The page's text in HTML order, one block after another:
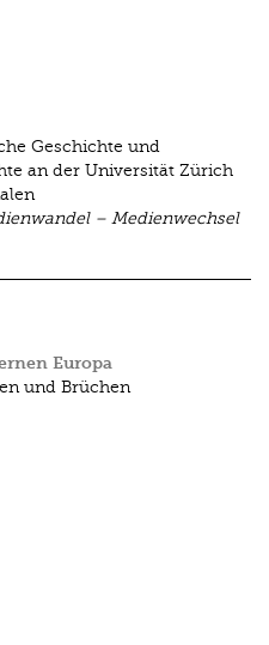
Geschichte und
an der Universität Zürich
– Medienwechsel
Europa
und Brüchen